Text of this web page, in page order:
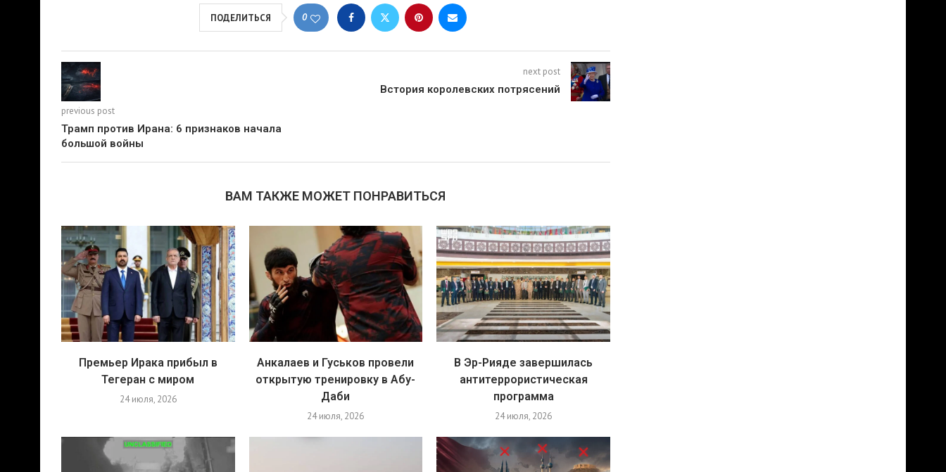
ПОДЕЛИТЬСЯ 0
previous post
Трамп против Ирана: 6 признаков начала
большой войны
next post
Bстория королевских потрясений
ВАМ ТАКЖЕ МОЖЕТ ПОНРАВИТЬСЯ
Премьер Ирака прибыл в
Тегеран с миром
24 июля, 2026
Анкалаев и Гуськов провели
открытую тренировку в Абу-
Даби
24 июля, 2026
В Эр-Рияде завершилась
антитеррористическая
программа
24 июля, 2026